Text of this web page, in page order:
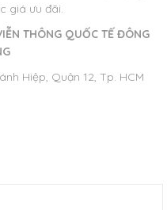
giá ưu đãi.
THÔNG QUỐC TẾ ĐÔNG
Hiệp, Quận 12, Tp. HCM